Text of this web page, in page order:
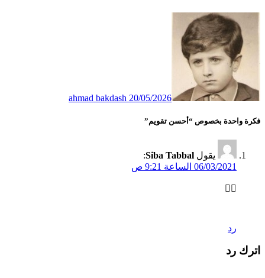
ahmad bakdash 20/05/2026
فكرة واحدة بخصوص “أحسن تقويم”
يقول Siba Tabbal
:
06/03/2021 الساعة 9:21 ص
👍🏻
رد
اترك رد